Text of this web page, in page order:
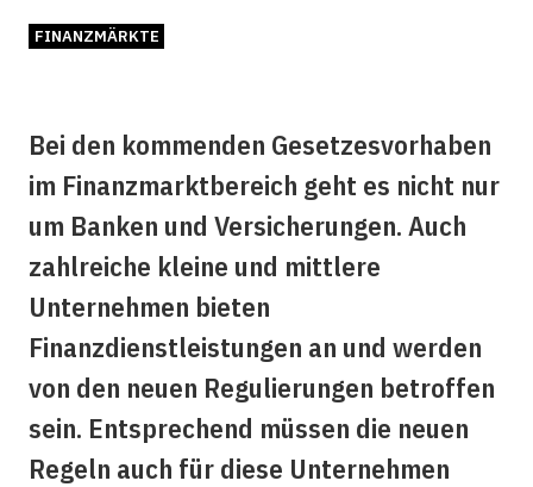
FINANZMÄRKTE
Bei den kommenden Gesetzesvorhaben
im Finanzmarktbereich geht es nicht nur
um Banken und Versicherungen. Auch
zahlreiche kleine und mittlere
Unternehmen bieten
Finanzdienstleistungen an und werden
von den neuen Regulierungen betroffen
sein. Entsprechend müssen die neuen
Regeln auch für diese Unternehmen